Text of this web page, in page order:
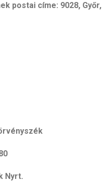
postai címe: 9028, Győr,
Nyrt.